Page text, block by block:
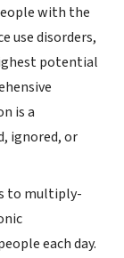
with the
use disorders,
potential
is a
ignored, or
to multiply-
each day.